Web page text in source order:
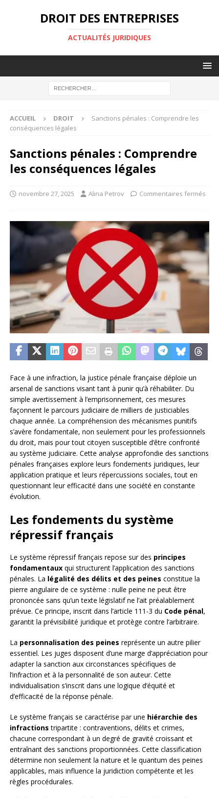
DROIT DES ENTREPRISES
ACTUALITÉS JURIDIQUES
ACCUEIL DROIT
Sanctions pénales : Comprendre les
conséquences légales
Sanctions pénales : Comprendre
les conséquences légales
novembre 27, 2025 Alina Petrov Commentaires fermés
Face à une infraction, la justice pénale française déploie un
arsenal de sanctions visant tant à punir qu’à réhabiliter. Du
simple avertissement à l’emprisonnement, ces mesures
façonnent le parcours judiciaire de milliers de justiciables
chaque année. La compréhension des mécanismes punitifs
s’avère fondamentale, non seulement pour les professionnels
du droit, mais pour tout citoyen susceptible d’être confronté
au système judiciaire. Cette analyse approfondie des sanctions
pénales françaises explore leurs fondements juridiques, leur
application pratique et leurs répercussions sociales, tout en
questionnant leur efficacité dans une société en constante
évolution.
Les fondements du système
répressif français
Le système répressif français repose sur des principes
fondamentaux qui structurent l’application des sanctions
pénales. La légalité des délits et des peines constitue la
pierre angulaire de ce système : nulle peine ne peut être
prononcée sans qu’un texte législatif ne l’ait préalablement
prévue. Ce principe, inscrit dans l’article 111-3 du Code pénal,
garantit la prévisibilité juridique et protège contre l’arbitraire.
La personnalisation des peines représente un autre pilier
essentiel. Les juges disposent d’une marge d’appréciation pour
adapter la sanction aux circonstances spécifiques de
l’infraction et à la personnalité de son auteur. Cette
individualisation s’inscrit dans une logique d’équité et
d’efficacité de la réponse pénale.
Le système français se caractérise par une hiérarchie des
infractions tripartite : contraventions, délits et crimes,
chacune correspondant à un degré de gravité croissant et
entraînant des sanctions proportionnées. Cette classification
détermine non seulement la nature et le quantum des peines
applicables, mais influence la juridiction compétente et les
règles procédurales.